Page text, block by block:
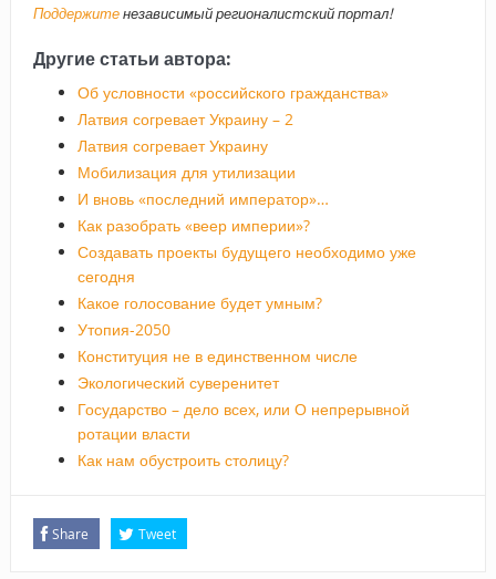
Поддержитенезависимый регионалистский портал!
Другие статьи автора:
Об условности «российского гражданства»
Латвия согревает Украину – 2
Латвия согревает Украину
Мобилизация для утилизации
И вновь «последний император»…
Как разобрать «веер империи»?
Создавать проекты будущего необходимо уже
сегодня
Какое голосование будет умным?
Утопия-2050
Конституция не в единственном числе
Экологический суверенитет
Государство – дело всех, или О непрерывной
ротации власти
Как нам обустроить столицу?
Share Tweet